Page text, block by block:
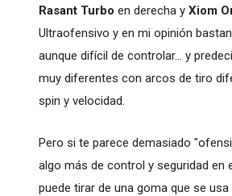
Rasant Turbo en derecha y Xiom
Ultraofensivo y en mi opinión
aunque difícil de controlar... y
muy diferentes con arcos de tiro
spin y velocidad.
Pero si te parece demasiado
algo más de control y seguridad en
puede tirar de una goma que se